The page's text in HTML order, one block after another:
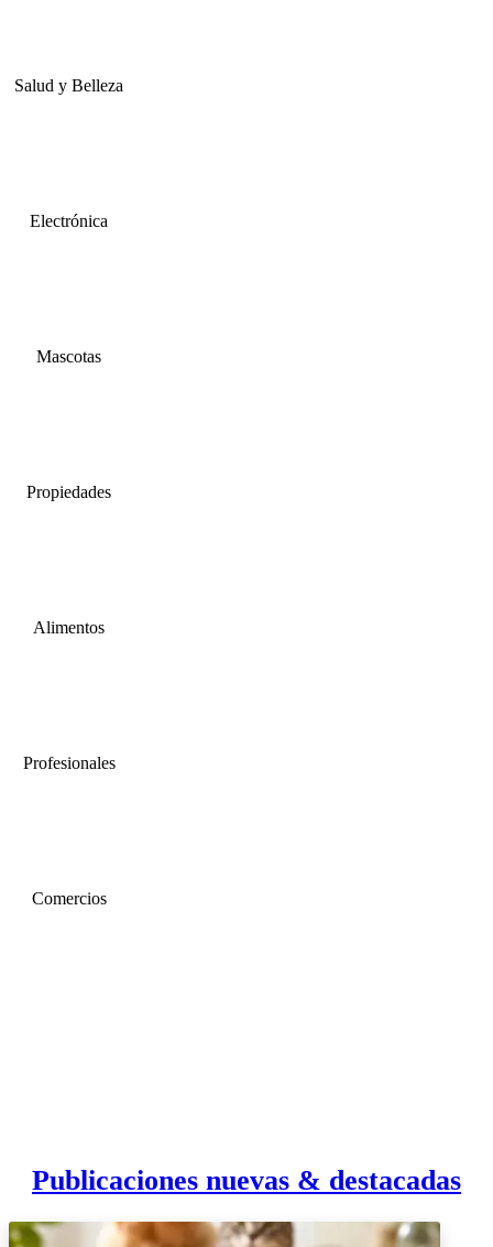
Salud y Belleza
Electrónica
Mascotas
Propiedades
Alimentos
Profesionales
Comercios
Publicaciones nuevas & destacadas